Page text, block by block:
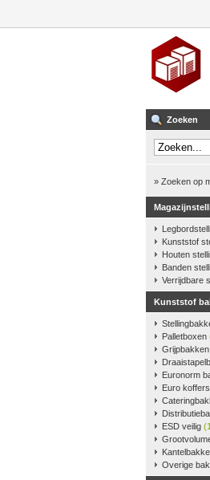
Zoeken
» Zoeken op
Kunststof
Houten
Banden
Verrijdbare
Kunststof
Palletboxen
Grijpbakken
Euronorm
Euro koffers
ESD veilig
Overige